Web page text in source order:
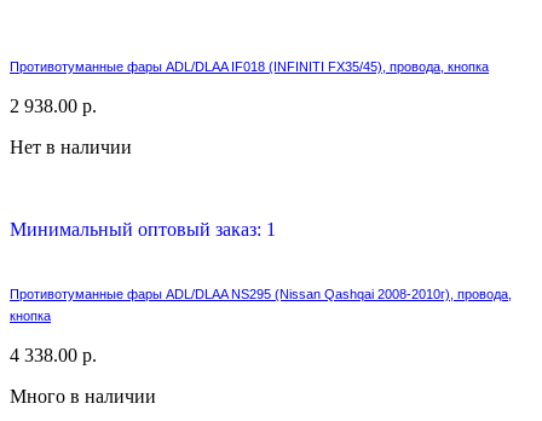
Противотуманные фары ADL/DLAA IF018 (INFINITI FX35/45), провода, кнопка
2 938.00 р.
Нет в наличии
Минимальный оптовый заказ: 1
Противотуманные фары ADL/DLAA NS295 (Nissan Qashqai 2008-2010г), провода,
кнопка
4 338.00 р.
Много в наличии